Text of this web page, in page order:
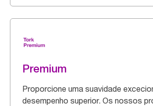
Premium
Proporcione uma suavidade
desempenho superior. Os nossos